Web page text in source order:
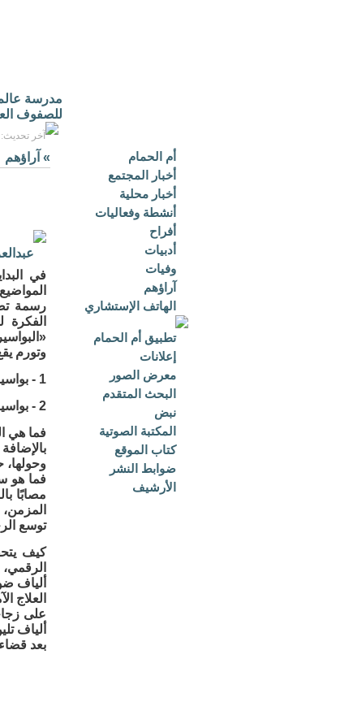
مدرسة عالم
للصفوف
آخر تحديث: 7 / 8 / 2026م - 1:05 م بتوقيت مكة المكرمة
أم الحمام
أخبار المجتمع
أخبار محلية
أنشطة وفعاليات
أفراح
أدبيات
وفيات
آراؤهم
الهاتف الإستشاري
تطبيق أم الحمام
إعلانات
معرض الصور
البحث المتقدم
نبض
المكتبة الصوتية
كتاب الموقع
ضوابط النشر
الأرشيف
» آراؤهم
في
رسمة
وتورم
1 - بواسير داخلية: تتطور داخل فتحة الشرج أو المستقيم.
2 - بواسير خارجية: تتطور خارج فتحة الشرج.
فما هي
وحولها،
فما هو
مصابًا
توسع
كيف
ألياف
على
ألياف
بعد